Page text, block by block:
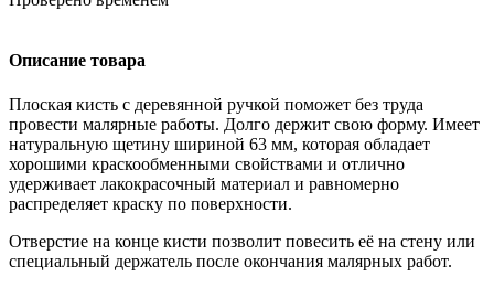
Описание товара
Плоская кисть с деревянной ручкой поможет без труда
провести малярные работы. Долго держит свою форму. Имеет
натуральную щетину шириной 63 мм, которая обладает
хорошими краскообменными свойствами и отлично
удерживает лакокрасочный материал и равномерно
распределяет краску по поверхности.
Отверстие на конце кисти позволит повесить её на стену или
специальный держатель после окончания малярных работ.